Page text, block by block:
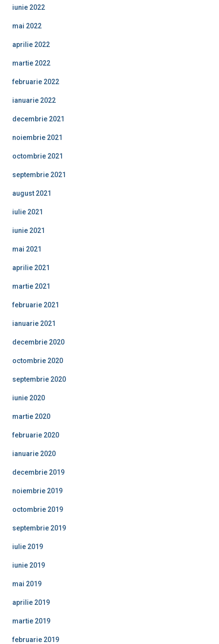
iunie 2022
mai 2022
aprilie 2022
martie 2022
februarie 2022
ianuarie 2022
decembrie 2021
noiembrie 2021
octombrie 2021
septembrie 2021
august 2021
iulie 2021
iunie 2021
mai 2021
aprilie 2021
martie 2021
februarie 2021
ianuarie 2021
decembrie 2020
octombrie 2020
septembrie 2020
iunie 2020
martie 2020
februarie 2020
ianuarie 2020
decembrie 2019
noiembrie 2019
octombrie 2019
septembrie 2019
iulie 2019
iunie 2019
mai 2019
aprilie 2019
martie 2019
februarie 2019